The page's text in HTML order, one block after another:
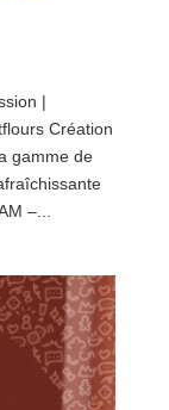
|
Création
gamme de
–...